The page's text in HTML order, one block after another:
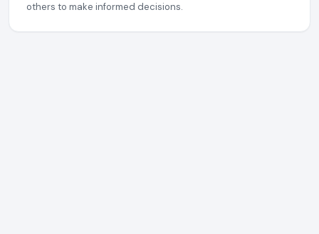
others to make informed decisions.